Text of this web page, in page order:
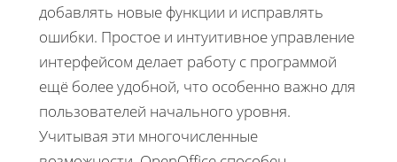
добавлять новые функции и исправлять
ошибки. Простое и интуитивное управление
интерфейсом делает работу с программой
ещё более удобной, что особенно важно для
пользователей начального уровня.
Учитывая эти многочисленные